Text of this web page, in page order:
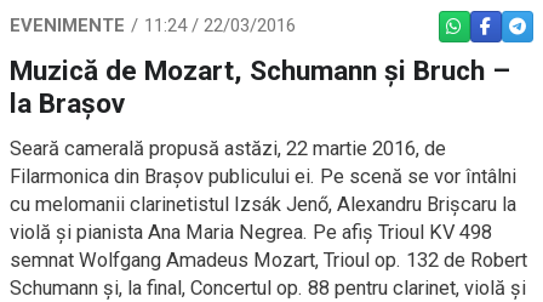
EVENIMENTE 11:24 / 22/03/2016 WHATSAPP
Muzică de Mozart, Schumann şi Bruch –
la Braşov
Seară camerală propusă astăzi, 22 martie 2016, de
Filarmonica din Braşov publicului ei. Pe scenă se vor întâlni
cu melomanii clarinetistul Izsák Jenő, Alexandru Brişcaru la
violă şi pianista Ana Maria Negrea. Pe afiş Trioul KV 498
semnat Wolfgang Amadeus Mozart, Trioul op. 132 de Robert
Schumann şi, la final, Concertul op. 88 pentru clarinet, violă şi